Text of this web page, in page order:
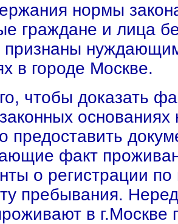
нормы
граждане и лица
признаны
в городе Москве.
чтобы доказать
предоставить
факт
о регистрации
пребывания.
в г.Москве